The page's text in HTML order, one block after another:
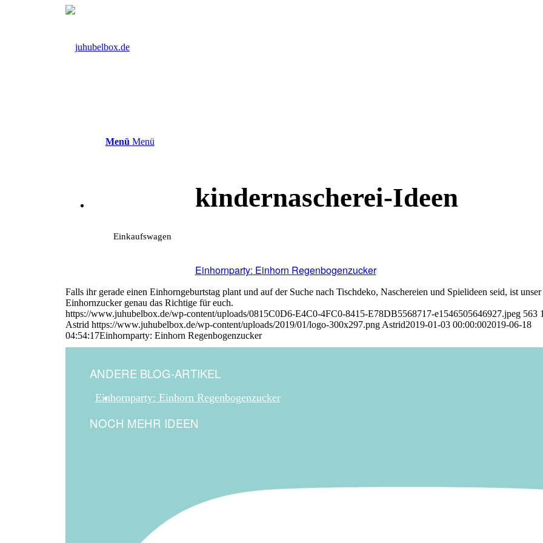
Menü Menü
Einkaufswagen
kindernascherei-Ideen
Einhornparty: Einhorn Regenbogenzucker
Falls ihr gerade einen Einhorngeburtstag plant und auf der Suche nach Tischdeko, Naschereien und Spielideen seid, ist unser
Einhornzucker genau das Richtige für euch.
https://www.juhubelbox.de/wp-content/uploads/0815C0D6-E4C0-4FC0-8415-E78DB5568717-e1546505646927.jpeg 563
Astrid https://www.juhubelbox.de/wp-content/uploads/2019/01/logo-300x297.png Astrid2019-01-03 00:00:002019-06-18
04:54:17Einhornparty: Einhorn Regenbogenzucker
ANDERE BLOG-ARTIKEL
Einhornparty: Einhorn Regenbogenzucker
NOCH MEHR IDEEN